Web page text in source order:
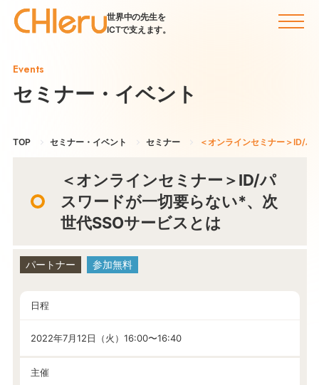
世界中の先生を
ICTで支えます。
Events
セミナー・イベント
TOP セミナー・イベント セミナー ＜オンラインセミナー＞ID/
＜オンラインセミナー＞ID/パ
スワードが一切要らない*、次
世代SSOサービスとは
パートナー 参加無料
日程
2022年7月12日（火）16:00〜16:40
主催